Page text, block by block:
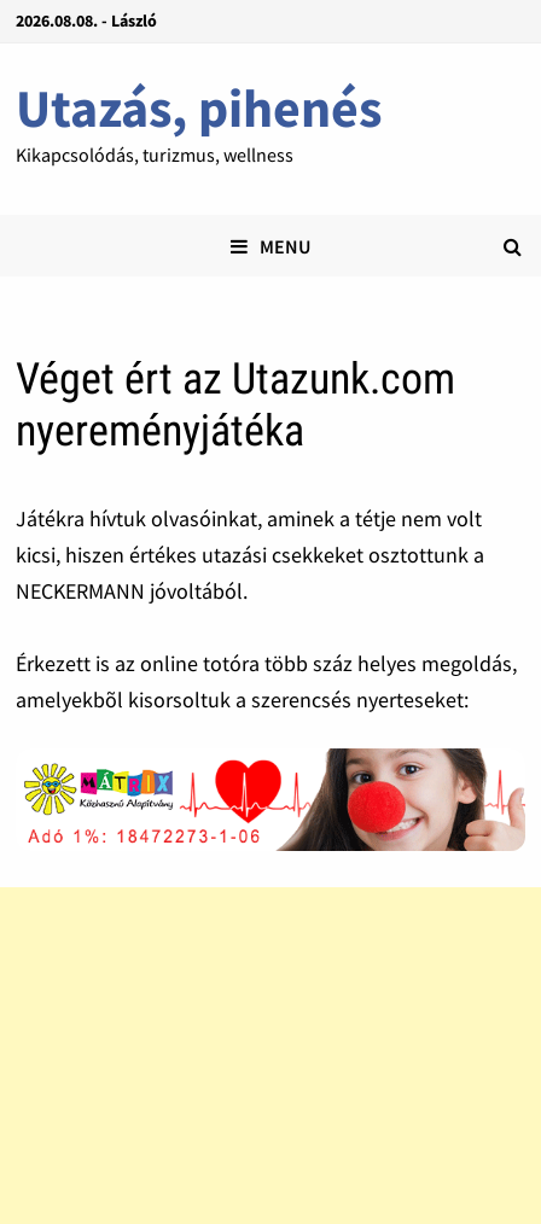
2026.08.08. - László
Utazás, pihenés
Kikapcsolódás, turizmus, wellness
MENU
Véget ért az Utazunk.com
nyereményjátéka
Játékra hívtuk olvasóinkat, aminek a tétje nem volt
kicsi, hiszen értékes utazási csekkeket osztottunk a
NECKERMANN jóvoltából.
Érkezett is az online totóra több száz helyes megoldás,
amelyekbõl kisorsoltuk a szerencsés nyerteseket: